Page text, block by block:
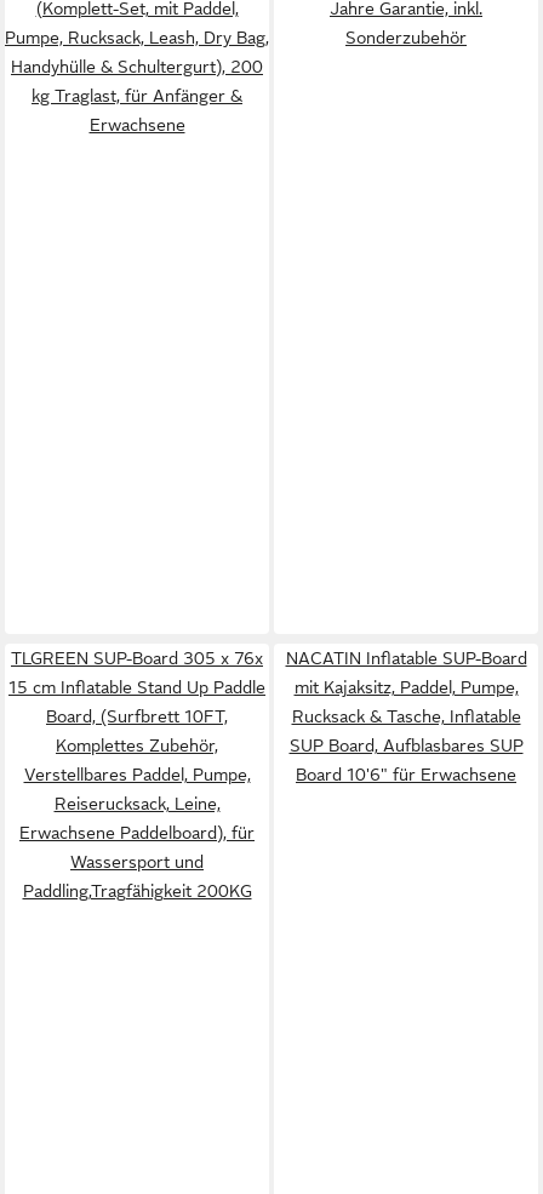
(Komplett-Set, mit Paddel,
Pumpe, Rucksack, Leash, Dry Bag,
Handyhülle & Schultergurt), 200
kg Traglast, für Anfänger &
Erwachsene
Jahre Garantie, inkl.
Sonderzubehör
TLGREEN SUP-Board 305 x 76x
15 cm Inflatable Stand Up Paddle
Board, (Surfbrett 10FT,
Komplettes Zubehör,
Verstellbares Paddel, Pumpe,
Reiserucksack, Leine,
Erwachsene Paddelboard), für
Wassersport und
Paddling,Tragfähigkeit 200KG
NACATIN Inflatable SUP-Board
mit Kajaksitz, Paddel, Pumpe,
Rucksack & Tasche, Inflatable
SUP Board, Aufblasbares SUP
Board 10'6" für Erwachsene